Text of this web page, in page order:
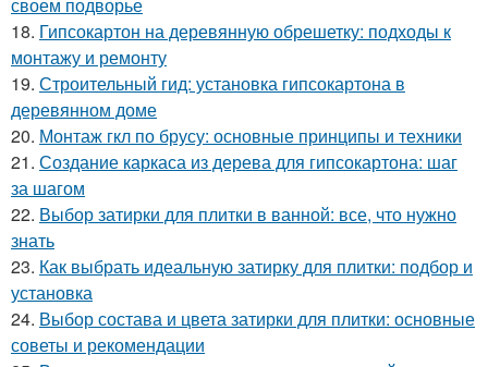
18. Гипсокартон на деревянную обрешетку: подходы к
монтажу и ремонту
19. Строительный гид: установка гипсокартона в
деревянном доме
20. Монтаж гкл по брусу: основные принципы и техники
21. Создание каркаса из дерева для гипсокартона: шаг
за шагом
22. Выбор затирки для плитки в ванной: все, что нужно
знать
23. Как выбрать идеальную затирку для плитки: подбор и
установка
24. Выбор состава и цвета затирки для плитки: основные
советы и рекомендации